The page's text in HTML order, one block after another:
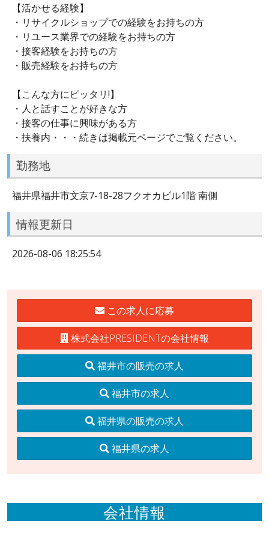
【活かせる経験】
・リサイクルショップでの経験をお持ちの方
・リユース業界での経験をお持ちの方
・接客経験をお持ちの方
・販売経験をお持ちの方
【こんな方にピッタリ!】
・人と話すことが好きな方
・接客の仕事に興味がある方
・扶養内・・・続きは掲載元ページでご覧ください。
勤務地
福井県福井市文京7-18-28フクオカビル1階 南側
情報更新日
2026-08-06 18:25:54
この求人に応募
株式会社PRESIDENTの会社情報
福井市の販売の求人
福井市の求人
福井県の販売の求人
福井県の求人
会社情報